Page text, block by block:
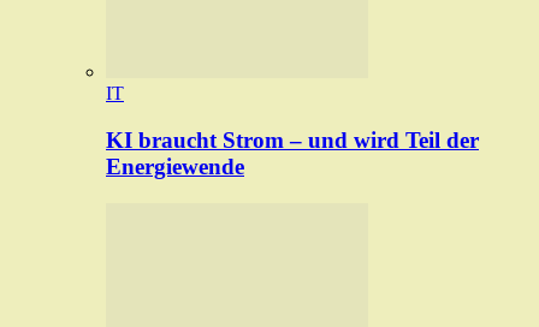
IT
KI braucht Strom – und wird Teil der
Energiewende